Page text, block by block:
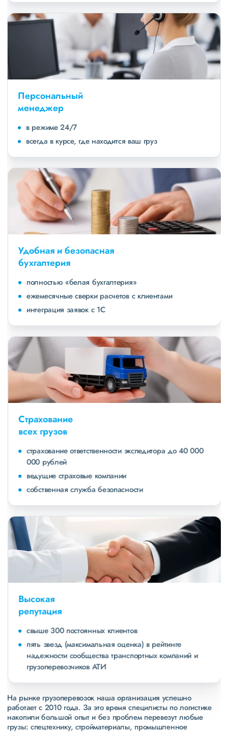
Персональный
менеджер
в режиме 24/7
всегда в курсе, где находится ваш груз
Удобная и безопасная
бухгалтерия
полностью «белая бухгалтерия»
ежемесячные сверки расчетов с клиентами
интеграция заявок с 1С
Страхование
всех грузов
страхование ответственности экспедитора до 40 000
000 рублей
ведущие страховые компании
собственная служба безопасности
Высокая
репутация
свыше 300 постоянных клиентов
пять звезд (максимальная оценка) в рейтинге
надежности сообщества транспортных компаний и
грузоперевозчиков АТИ
На рынке грузоперевозок наша организация успешно
работает с 2010 года. За это время специлисты по логистике
накопили большой опыт и без проблем перевезут любые
грузы: спецтехнику, стройматериалы, промышленное